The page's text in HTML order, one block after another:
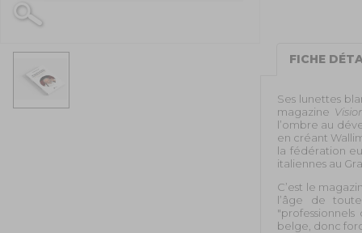
FICHE
Ses lunettes
magazine
l’ombre au
en créant
la fédération
italiennes au
C’est le
l’âge de
belge, donc